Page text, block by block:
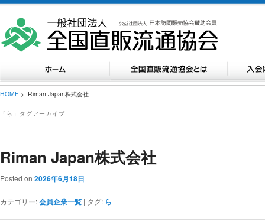
HOME > Riman Japan株式会社
「 ら 」タグアーカイブ
Riman Japan株式会社
Posted on 2026年6月18日
カテゴリー:会員企業一覧 | タグ: ら